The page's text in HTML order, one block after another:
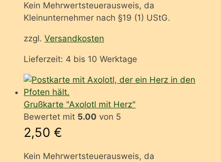
Kein Mehrwertsteuerausweis, da
Kleinunternehmer nach §19 (1) UStG.
zzgl. Versandkosten
Lieferzeit: 4 bis 10 Werktage
Grußkarte "Axolotl mit Herz"
Bewertet mit 5.00 von 5
2,50 €
Kein Mehrwertsteuerausweis, da